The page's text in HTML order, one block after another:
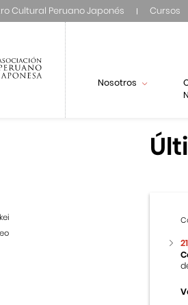
Cultural Peruano Japonés Cursos
Nosotros